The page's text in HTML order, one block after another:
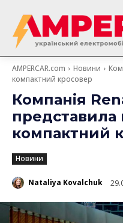
AMPERCAR.com Новини
компактний кросовер
Компанія
представила
компактний
Новини
Nataliya Kovalchuk